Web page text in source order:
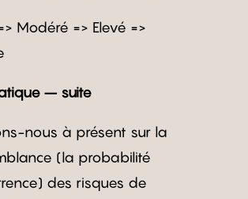
Modéré => Elevé =>
– suite
nous à présent sur la
(la probabilité
des risques de